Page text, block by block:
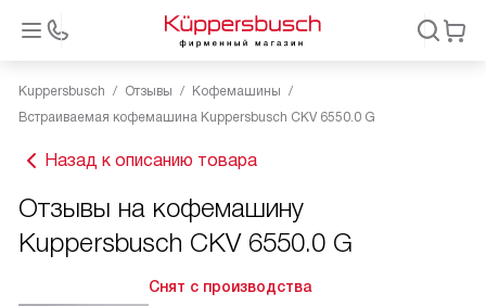
Kuppersbusch Отзывы
Кофемашины
Встраиваемая кофемашина Kuppersbusch CKV 6550.0 G
Назад к описанию товара
Отзывы на кофемашину
Kuppersbusch CKV 6550.0 G
Снят с производства